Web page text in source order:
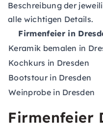
Beschreibung der
alle wichtigen Details.
Firmenfeier in
Keramik bemalen in
Kochkurs in Dresden
Bootstour in Dresden
Weinprobe in Dresden
Firmenfeier